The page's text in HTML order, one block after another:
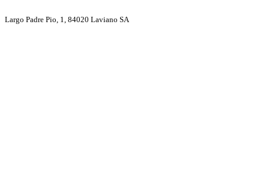
Largo Padre Pio, 1, 84020 Laviano SA